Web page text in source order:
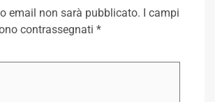
email non sarà pubblicato.
I campi
contrassegnati *